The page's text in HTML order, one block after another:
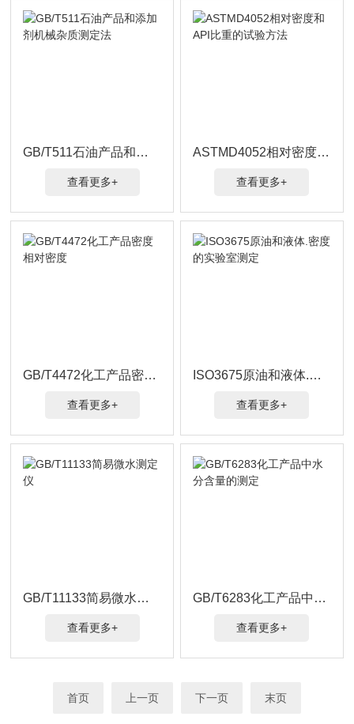
GB/T511石油产品和添加剂机械杂质测定法
查看更多+
ASTMD4052相对密度和API比重的试验方法
查看更多+
GB/T4472化工产品密度相对密度
查看更多+
ISO3675原油和液体.密度的实验室测定
查看更多+
GB/T11133简易微水测定仪
查看更多+
GB/T6283化工产品中水分含量的测定
查看更多+
首页 上一页 下一页 末页